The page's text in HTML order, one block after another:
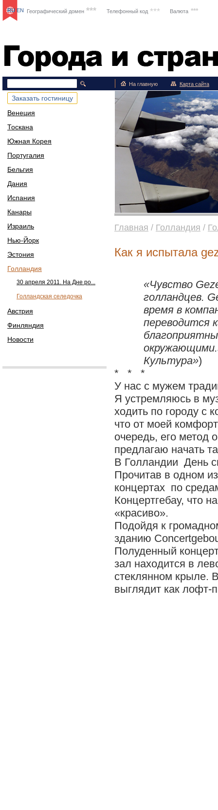
Путешествия
Географический домен *** Телефонный код *** Валюта ***
RU EN
На главную Карта сайта
Заказать гостиницу
Венеция
Тоскана
Южная Корея
Португалия
Бельгия
Дания
Испания
Канары
Израиль
Нью-Йорк
Эстония
Голландия
30 апреля 2011. На Дне ро...
Голландская селедочка
Австрия
Финляндия
Новости
Главная / Голландия /
Как я испытала
«Чувство
голландцев.
время в
переводится
Культура»)
* * *
У нас с мужем
Я устремляюсь в
ходить по городу с
что от моей
очередь, его метод
предлагаю начать
В Голландии День
Прочитав в одном
концертах по
Концертгебау, что
«красиво».
Подойдя к
зданию
Полуденный
зал находится в
стеклянном крыле.
выглядит как лофт-